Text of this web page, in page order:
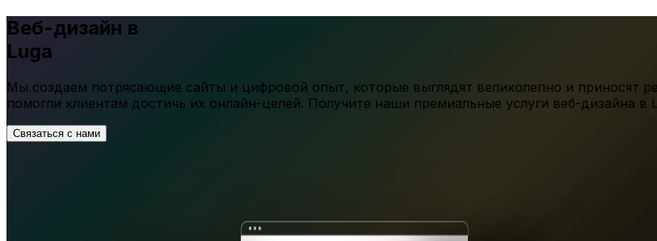
Веб-дизайн в
Luga
Мы создаем потрясающие сайты и цифровой опыт, которые выглядят великолепно и приносят
помогли клиентам достичь их онлайн-целей. Получите наши премиальные услуги веб-дизайна в
Связаться с нами